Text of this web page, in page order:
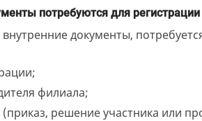
потребуются для
внутренние документы,
филиала;
решение участника или